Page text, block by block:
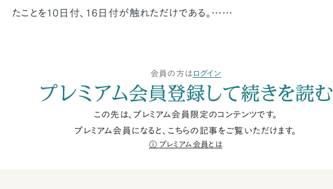
たことを10日付、16日付が触れただけである。……
会員の方は ログイン
プレミアム会員登録して続きを読む
この先は、プレミアム会員限定のコンテンツです。
プレミアム会員になると、こちらの記事をご覧いただけます。
プレミアム会員とは